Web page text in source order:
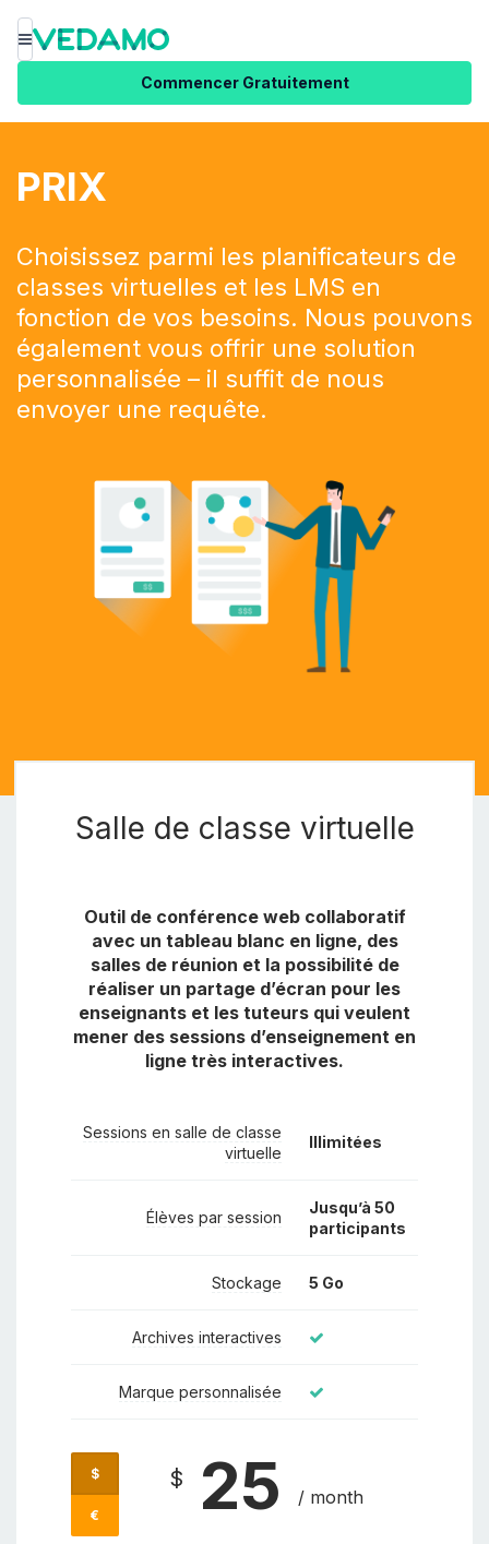
Menu
Commencer Gratuitement
PRIX
Choisissez parmi les planificateurs de
classes virtuelles et les LMS en
fonction de vos besoins. Nous pouvons
également vous offrir une solution
personnalisée – il suffit de nous
envoyer une requête.
Salle de classe virtuelle
Outil de conférence web collaboratif
avec un tableau blanc en ligne, des
salles de réunion et la possibilité de
réaliser un partage d’écran pour les
enseignants et les tuteurs qui veulent
mener des sessions d’enseignement en
ligne très interactives.
Sessions en salle de classe
virtuelle
Illimitées
Élèves par session
Jusqu’à 50
participants
Stockage 5 Go
Archives interactives
Marque personnalisée
$
€
$ 25 / month